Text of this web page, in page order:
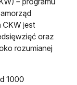
CKW jest
oraz
rozumianej
1000